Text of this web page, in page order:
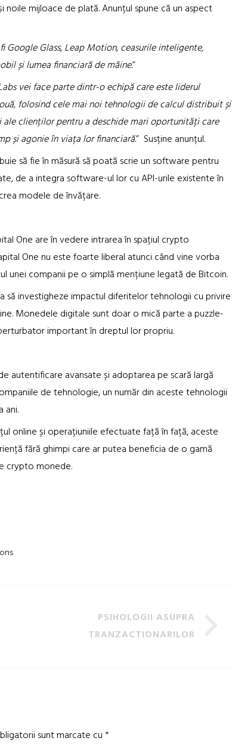
mijloace de plată. Anunțul spune că un aspect
Glass, Leap Motion, ceasurile inteligente,
și lumea financiară de mâine.”
vei face parte dintr-o echipă care este liderul
folosind cele mai noi tehnologii de calcul distribuit și
clienților pentru a deschide mari oportunități care
și agonie în viața lor financiară.” Susține anunțul.
să fie în măsură să poată scrie un software pentru
de a integra software-ul lor cu API-urile existente în
modele de învățare.
One are în vedere intrarea în spațiul crypto
One nu este foarte liberal atunci când vine vorba
unei companii pe o simplă mențiune legată de Bitcoin.
să investigheze impactul diferitelor tehnologii cu privire
Monedele digitale sunt doar o mică parte a puzzle-
important în dreptul lor propriu.
autentificare avansate și adoptarea pe scară largă
de tehnologie, un număr din aceste tehnologii
ani.
online și operațiuniile efectuate față în față, aceste
fără ghimpi care ar putea beneficia de o gamă
crypto monede.
PSIHOLOGII ASUPRA
TRANZACTIONARILOR
sunt marcate cu*